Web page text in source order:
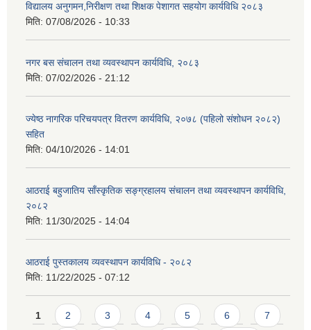
विद्यालय अनुगमन,निरीक्षण तथा शिक्षक पेशागत सहयोग कार्यविधि २०८३
मिति: 07/08/2026 - 10:33
नगर बस संचालन तथा व्यवस्थापन कार्यविधि, २०८३
मिति: 07/02/2026 - 21:12
ज्येष्ठ नागरिक परिचयपत्र वितरण कार्यविधि, २०७८ (पहिलो संशोधन २०८२)
सहित
मिति: 04/10/2026 - 14:01
आठराई बहुजातिय साँस्कृतिक सङ्ग्रहालय संचालन तथा व्यवस्थापन कार्यविधि,
२०८२
मिति: 11/30/2025 - 14:04
आठराई पुस्तकालय व्यवस्थापन कार्यविधि - २०८२
मिति: 11/22/2025 - 07:12
Pages
1 2 3 4 5 6 7